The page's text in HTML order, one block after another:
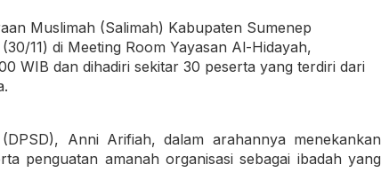
Muslimah (Salimah) Kabupaten Sumenep
11) di Meeting Room Yayasan Al-Hidayah,
WIB dan dihadiri sekitar 30 peserta yang terdiri dari
Anni Arifiah, dalam arahannya menekankan
penguatan amanah organisasi sebagai ibadah yang